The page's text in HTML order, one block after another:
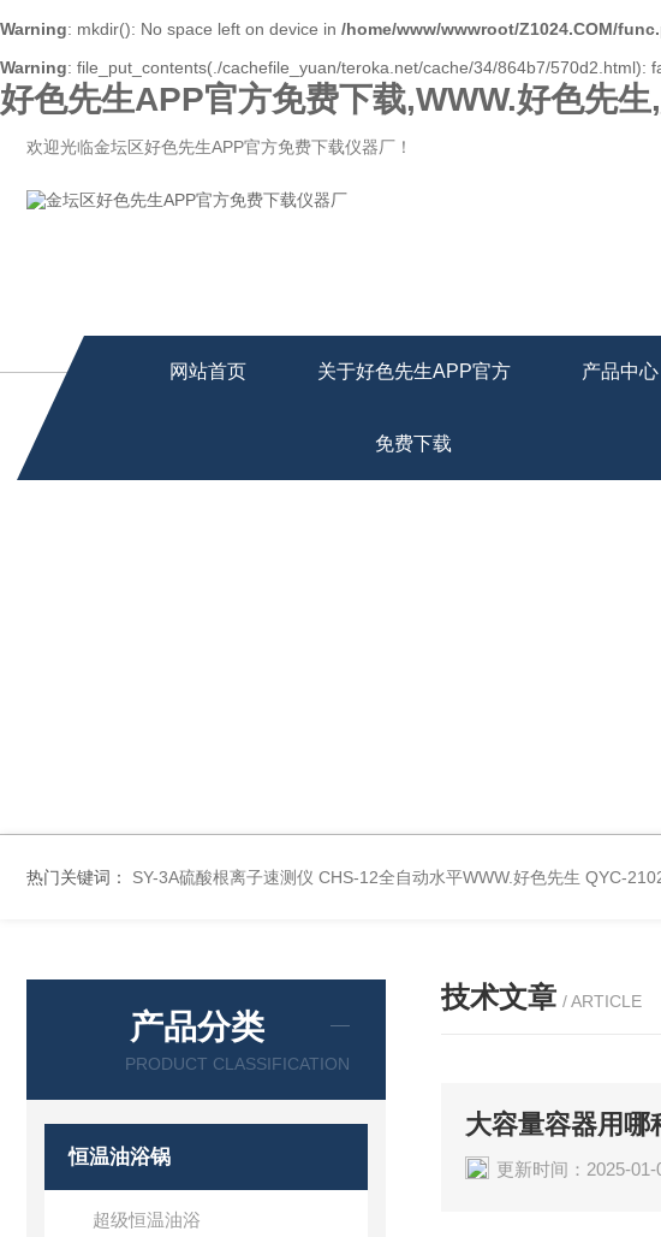
Warning: mkdir(): No space left on device in /home/www/wwwroot/Z1024.COM/
Warning: file_put_contents(./cachefile_yuan/teroka.net/cache/34/864b7/570d2.html):
好色先生APP官方免费下载,WWW.好色先
欢迎光临金坛区好色先生APP官方免费下载仪器厂！
网站首页 关于好色先生APP官方
免费下载
产品中心
热门关键词： SY-3A硫酸根离子速测仪 CHS-12全自动水平WWW.好色先生 QYC-
产品分类
PRODUCT CLASSIFICATION
恒温油浴锅
超级恒温油浴
技术文章 / ARTICLE
大容量容器用哪
更新时间：2025-